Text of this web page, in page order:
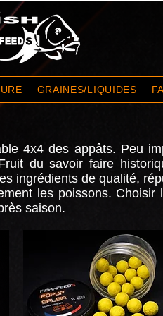
GRAINES/LIQUIDES
4x4 des appâts. Peu
du savoir faire
ingrédients de qualité,
les poissons.
saison.